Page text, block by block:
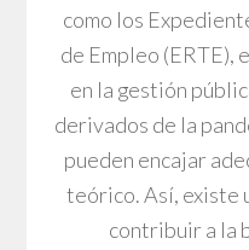
como los
de Empleo
en la gestión
derivados de la
pueden encajar
teórico. Así, existe
contribuir a la